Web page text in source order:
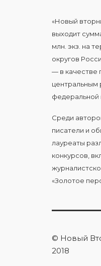
«Новый
выходит
млн. экз. на
округов
— в качестве
центральным
федеральной
Среди
писатели и
лауреаты
конкурсов,
«Золотое
© Новый
2018